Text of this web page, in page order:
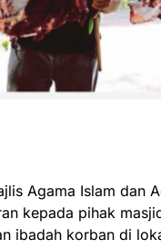
Agama Islam dan
kepada pihak
ibadah korban di